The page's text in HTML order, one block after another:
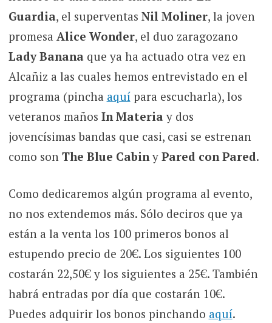
Guardia, el superventas Nil Moliner, la joven
promesa Alice Wonder, el duo zaragozano
Lady Banana que ya ha actuado otra vez en
Alcañiz a las cuales hemos entrevistado en el
programa (pincha aquípara escucharla), los
veteranos maños In Materia y dos
jovencísimas bandas que casi, casi se estrenan
como son The Blue Cabiny Pared con Pared.
Como dedicaremos algún programa al evento,
no nos extendemos más. Sólo deciros que ya
están a la venta los 100 primeros bonos al
estupendo precio de 20€. Los siguientes 100
costarán 22,50€ y los siguientes a 25€. También
habrá entradas por día que costarán 10€.
Puedes adquirir los bonos pinchando aquí.